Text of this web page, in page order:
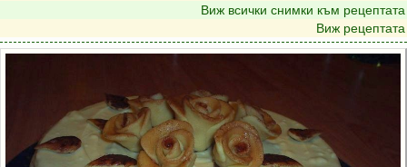
Виж всички снимки към рецептата
Виж рецептата